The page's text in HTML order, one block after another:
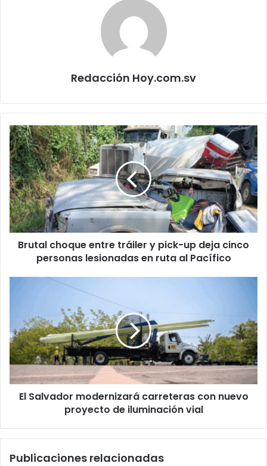
Redacción Hoy.com.sv
Brutal
choque
entre
tráiler
y
pick-
up
deja
cinco
personas
lesionadas
Brutal choque entre tráiler y pick-up deja cinco
personas lesionadas en ruta al Pacífico
carreteras
con
nuevo
proyecto
de
iluminación
vialEl Salvador modernizará carreteras con nuevo
proyecto de iluminación vial
Publicaciones relacionadas